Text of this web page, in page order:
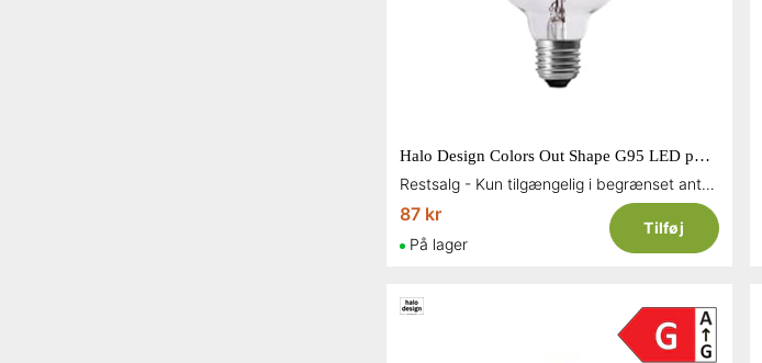
Halo Design Colors Out Shape G95 LED pære 4 watt E27 3-step dæmper
Restsalg - Kun tilgængelig i begrænset antal og så længe lager haves
87 kr
På lager
Tilføj